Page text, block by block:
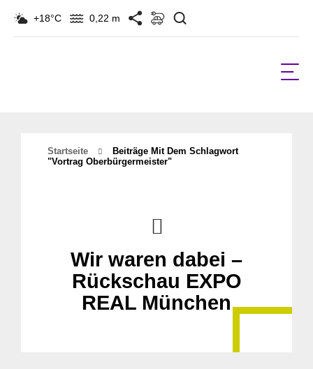
+18°C 0,22 m
Startseite
Beiträge Mit Dem Schlagwort
"vortrag Oberbürgermeister"
Wir waren dabei –
Rückschau EXPO
REAL München